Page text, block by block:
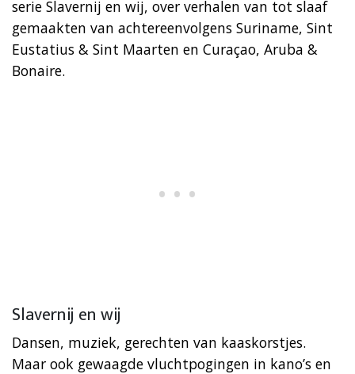
serie Slavernij en wij, over verhalen van tot slaaf
gemaakten van achtereenvolgens Suriname, Sint
Eustatius & Sint Maarten en Curaçao, Aruba &
Bonaire.
Slavernij en wij
Dansen, muziek, gerechten van kaaskorstjes.
Maar ook gewaagde vluchtpogingen in kano’s en